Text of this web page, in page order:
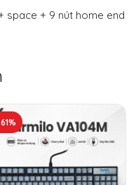
space + 9 nút home end